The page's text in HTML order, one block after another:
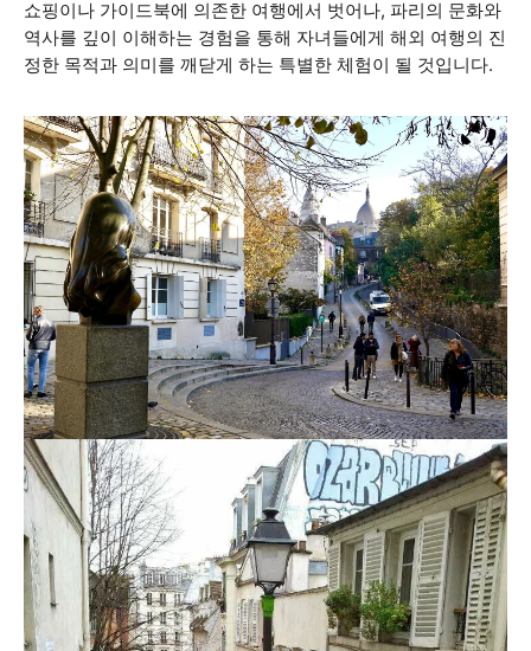
쇼핑이나 가이드북에 의존한 여행에서 벗어나, 파리의 문화와
역사를 깊이 이해하는 경험을 통해 자녀들에게 해외 여행의 진
정한 목적과 의미를 깨닫게 하는 특별한 체험이 될 것입니다.